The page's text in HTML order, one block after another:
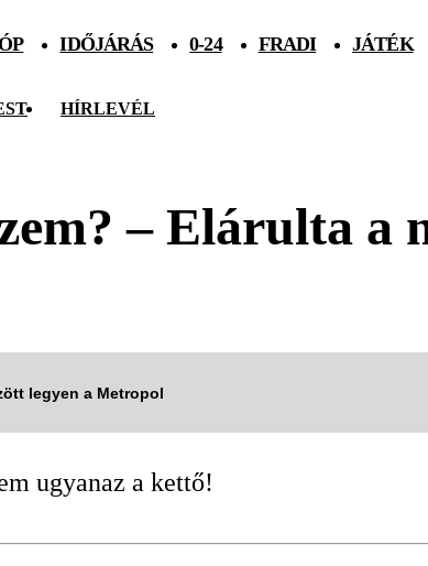
IDŐJÁRÁS 0-24 FRADI JÁTÉK
HÍRLEVÉL
– Elárulta a
legyen a Metropol
ugyanaz a kettő!